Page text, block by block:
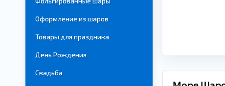
Оформление из шаров
Товары для праздника
День Рождения
Свадьба